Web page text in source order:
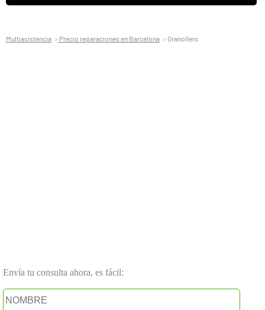
Multiasistencia Precio reparaciones en Barcelona Granollers
Envía tu consulta ahora, es fácil: